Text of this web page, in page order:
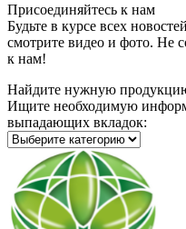
Присоединяйтесь к нам
Будьте в курсе всех
смотрите видео и фото. Не
к нам!
Найдите нужную
Ищите необходимую
выпадающих вкладок: